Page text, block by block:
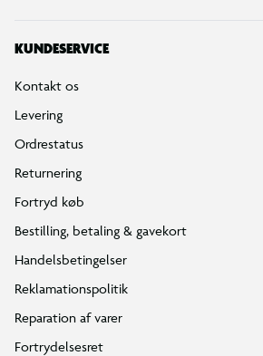
KUNDESERVICE
Kontakt os
Levering
Ordrestatus
Returnering
Fortryd køb
Bestilling, betaling & gavekort
Handelsbetingelser
Reklamationspolitik
Reparation af varer
Fortrydelsesret